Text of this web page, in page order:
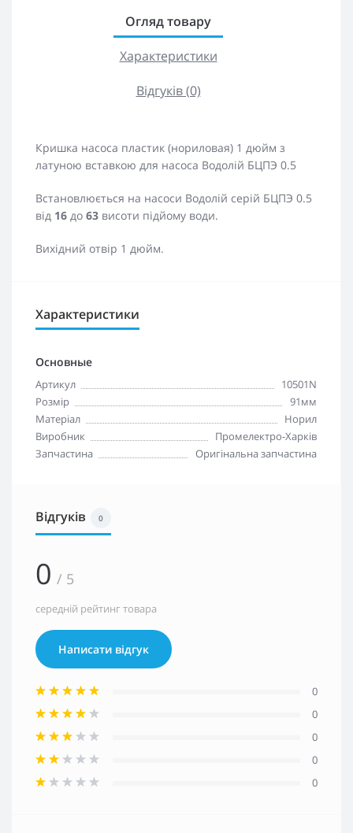
Огляд товару
Характеристики
Відгуків (0)
Кришка насоса пластик (нориловая) 1 дюйм з
латуною вставкою для насоса Водолій БЦПЭ 0.5
Встановлюється на насоси Водолій серій БЦПЭ 0.5
від 16 до 63 висоти підйому води.
Вихідний отвір 1 дюйм.
Характеристики
Основные
Артикул
10501N
Розмір
91мм
Матеріал
Норил
Виробник
Промелектро-Харків
Запчастина
Оригінальна запчастина
Відгуків 0
0 / 5
середній рейтинг товара
Написати відгук
0
0
0
0
0